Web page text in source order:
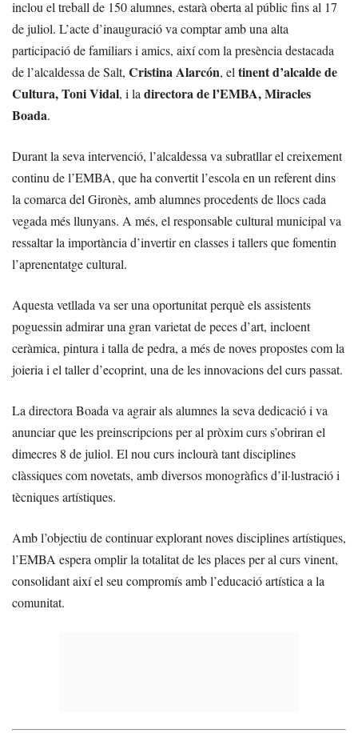
inclou el treball de 150 alumnes, estarà oberta al públic fins al 17
de juliol. L’acte d’inauguració va comptar amb una alta
participació de familiars i amics, així com la presència destacada
de l’alcaldessa de Salt, Cristina Alarcón, el tinent d’alcalde de
Cultura, Toni Vidal, i la directora de l’EMBA, Miracles
Boada.
Durant la seva intervenció, l’alcaldessa va subratllar el creixement
continu de l’EMBA, que ha convertit l’escola en un referent dins
la comarca del Gironès, amb alumnes procedents de llocs cada
vegada més llunyans. A més, el responsable cultural municipal va
ressaltar la importància d’invertir en classes i tallers que fomentin
l’aprenentatge cultural.
Aquesta vetllada va ser una oportunitat perquè els assistents
poguessin admirar una gran varietat de peces d’art, incloent
ceràmica, pintura i talla de pedra, a més de noves propostes com la
joieria i el taller d’ecoprint, una de les innovacions del curs passat.
La directora Boada va agrair als alumnes la seva dedicació i va
anunciar que les preinscripcions per al pròxim curs s’obriran el
dimecres 8 de juliol. El nou curs inclourà tant disciplines
clàssiques com novetats, amb diversos monogràfics d’il·lustració i
tècniques artístiques.
Amb l’objectiu de continuar explorant noves disciplines artístiques,
l’EMBA espera omplir la totalitat de les places per al curs vinent,
consolidant així el seu compromís amb l’educació artística a la
comunitat.